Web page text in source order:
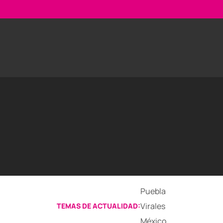
TEMAS DE ACTUALIDAD:
Puebla
Virales
México